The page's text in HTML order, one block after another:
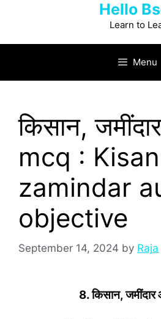
Hello
Learn to
Menu
किसान,
mcq : Kisan
zamindar
objective
September 14, 2024 by Raja
8. किसान, जमींदार